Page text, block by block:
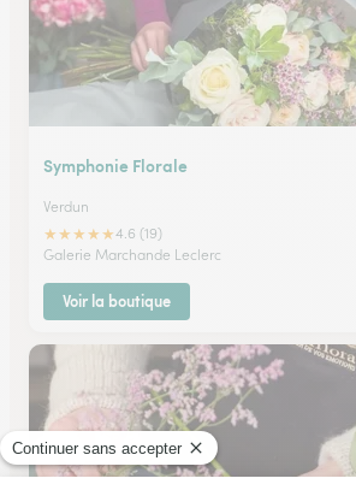
Symphonie Florale
Verdun
★★★★★4.6 (19)
Galerie Marchande Leclerc
Voir la boutique